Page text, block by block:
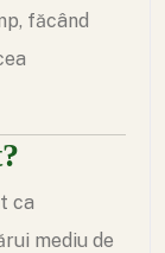
făcând
ca
mediu de